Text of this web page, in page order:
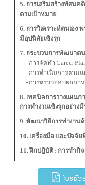
5. การเสริมสร้างทัศนค
ตามเป้าหมาย
6. การวิเคราะห์ตนเอง
มีอุปนิสัยเชิงรุก
7. กระบวนการพัฒนาตน
- การจัดทำ Career
- การดำเนินการตามแ
- การตรวจสอบผลกา
8. เทคนิคการวางแผนก
การทำงานเชิงรุกอย่าง
9. พัฒนาวิธีการทำงาน
10. เครื่องมือ และปัจจั
11. ฝึกปฏิบัติ : การทำกิจ
โบรชัว